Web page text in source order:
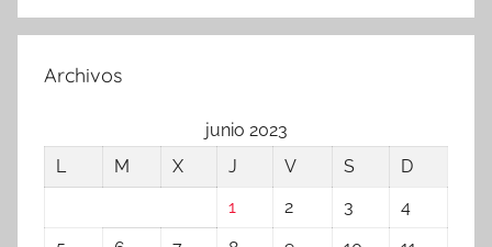
Archivos
junio 2023
L
M X J V S
D
1
2 3
4